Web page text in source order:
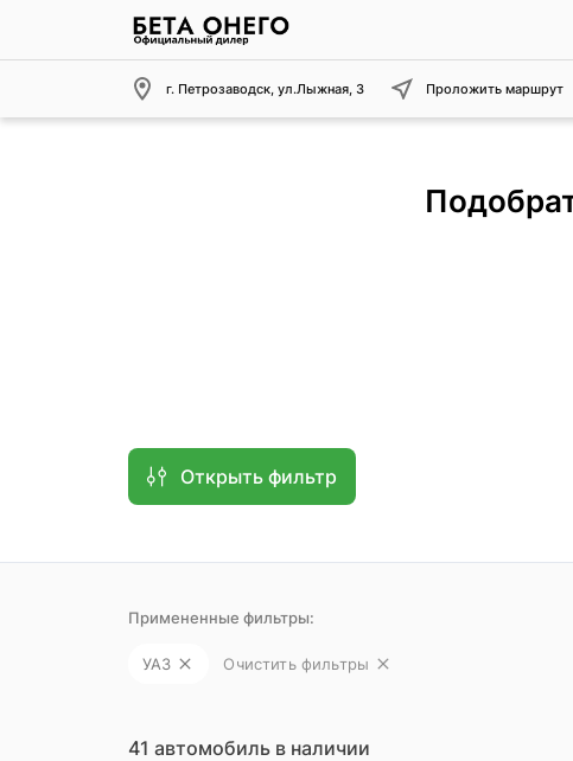
г. Петрозаводск, ул.Лыжная, 3 Проложить маршрут
Открыть фильтр
Примененные фильтры:
УАЗ Очистить фильтры
41 автомобиль в наличии